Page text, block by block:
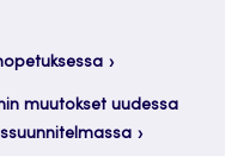
muutokset uudessa